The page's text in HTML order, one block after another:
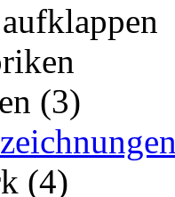
(3)
(4)